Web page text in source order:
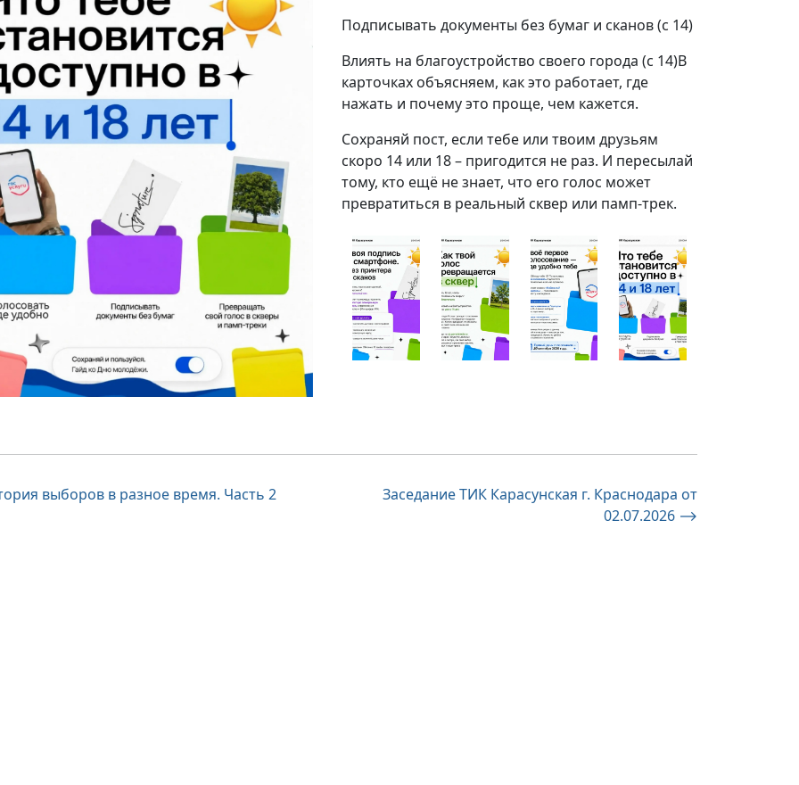
Подписывать документы без бумаг и сканов (с 14)
Влиять на благоустройство своего города (с 14)В
карточках объясняем, как это работает, где
нажать и почему это проще, чем кажется.
Сохраняй пост, если тебе или твоим друзьям
скоро 14 или 18 – пригодится не раз. И пересылай
тому, кто ещё не знает, что его голос может
превратиться в реальный сквер или памп-трек.
выборов в разное время. Часть 2
Заседание ТИК Карасунская г. Краснодара от
02.07.2026 ⟶